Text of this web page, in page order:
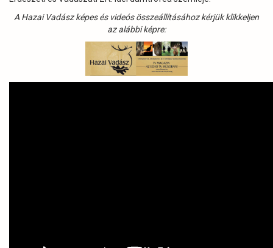
A Hazai Vadász képes és videós összeállításához kérjük klikkeljen
az alábbi képre: